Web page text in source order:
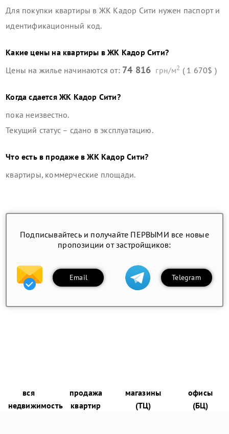
Для покупки квартиры в ЖК Кадор Сити нужен паспорт и
идентификационный код.
Какие цены на квартиры вЖК Кадор Сити?
Цены на жилье начинаются от: 74 816 грн/м2 ( 1 670$ )
Когда сдаетсяЖК Кадор Сити?
пока неизвестно.
Текущий статус – сдано в эксплуатацию.
Что есть в продаже вЖК Кадор Сити?
квартиры, коммерческие площади.
Подписывайтесь и получайте ПЕРВЫМИ все новые
пропозиции от застройщиков:
Email Telegram
вся
недвижимость
продажа
квартир
магазины
(ТЦ)
офисы
(БЦ)